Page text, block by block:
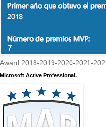
Award 2018-2019-2020-2021-
Microsoft Active Professional.